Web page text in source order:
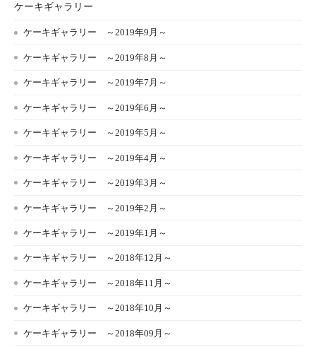
ケーキギャラリー
ケーキギャラリー ～2019年9月～
ケーキギャラリー ～2019年8月～
ケーキギャラリー ～2019年7月～
ケーキギャラリー ～2019年6月～
ケーキギャラリー ～2019年5月～
ケーキギャラリー ～2019年4月～
ケーキギャラリー ～2019年3月～
ケーキギャラリー ～2019年2月～
ケーキギャラリー ～2019年1月～
ケーキギャラリー ～2018年12月～
ケーキギャラリー ～2018年11月～
ケーキギャラリー ～2018年10月～
ケーキギャラリー ～2018年09月～